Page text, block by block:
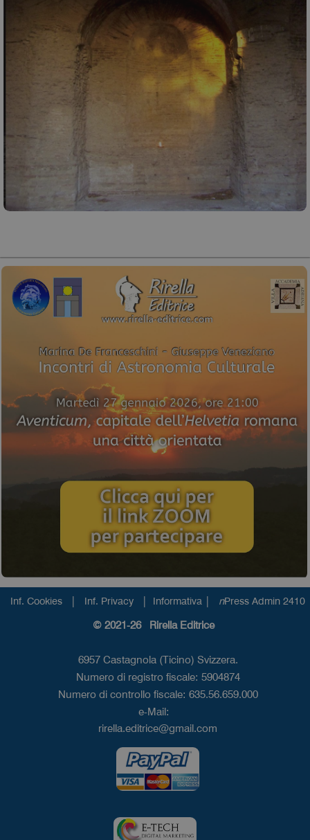
Inf. Cookies | Inf. Privacy | Informativa | nPress Admin 2410
© 2021-26 Rirella Editrice
6957 Castagnola (Ticino) Svizzera.
Numero di registro fiscale: 5904874
Numero di controllo fiscale: 635.56.659.000
e-Mail:
rirella.editrice@gmail.com